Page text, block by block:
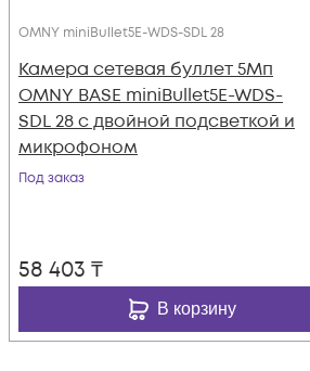
OMNY miniBullet5E-WDS-SDL 28
Камера сетевая буллет 5Мп
OMNY BASE miniBullet5E-WDS-
SDL 28 с двойной подсветкой и
микрофоном
Под заказ
58 403 ₸
В корзину